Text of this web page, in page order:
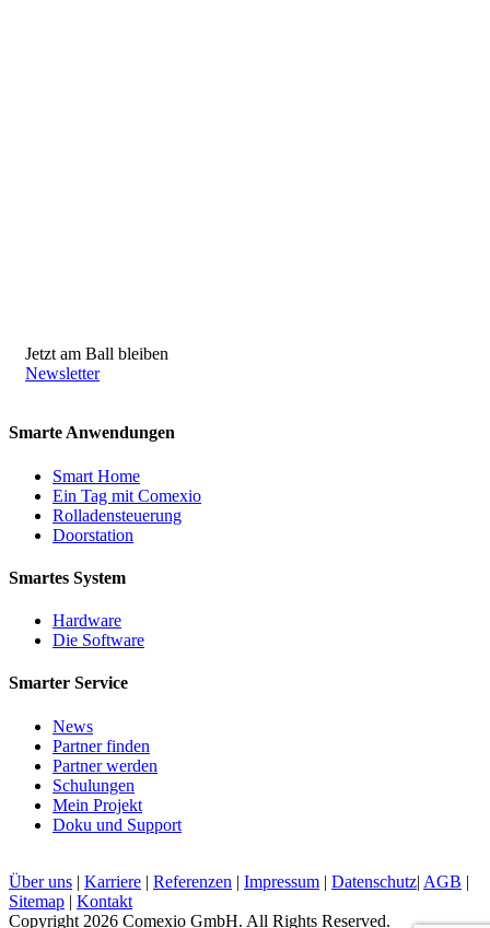
Jetzt am Ball bleiben
Newsletter
Smarte Anwendungen
Smart Home
Ein Tag mit Comexio
Rolladensteuerung
Doorstation
Smartes System
Hardware
Die Software
Smarter Service
News
Partner finden
Partner werden
Schulungen
Mein Projekt
Doku und Support
Über uns | Karriere | Referenzen | Impressum | Datenschutz| AGB |
Sitemap | Kontakt
Copyright 2026 Comexio GmbH. All Rights Reserved.